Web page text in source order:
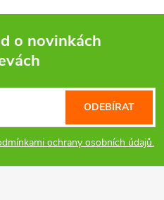
o novinkách
ochrany osobních údajů.
ODEBÍRAT